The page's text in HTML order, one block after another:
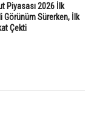
Piyasası 2026 İlk
Görünüm Sürerken, İlk
Çekti